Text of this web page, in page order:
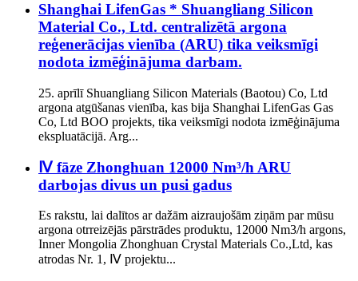
Shanghai LifenGas * Shuangliang Silicon
Material Co., Ltd. centralizētā argona
reģenerācijas vienība (ARU) tika veiksmīgi
nodota izmēģinājuma darbam.
25. aprīlī Shuangliang Silicon Materials (Baotou) Co, Ltd
argona atgūšanas vienība, kas bija Shanghai LifenGas Gas
Co, Ltd BOO projekts, tika veiksmīgi nodota izmēģinājuma
ekspluatācijā. Arg...
Ⅳ fāze Zhonghuan 12000 Nm³/h ARU
darbojas divus un pusi gadus
Es rakstu, lai dalītos ar dažām aizraujošām ziņām par mūsu
argona otrreizējās pārstrādes produktu, 12000 Nm3/h argons,
Inner Mongolia Zhonghuan Crystal Materials Co.,Ltd, kas
atrodas Nr. 1, Ⅳ projektu...